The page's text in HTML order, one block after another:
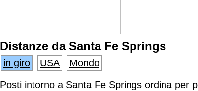
Distanze da Santa Fe Springs
in giro USA
Mondo
Posti intorno a Santa Fe Springs ordina per